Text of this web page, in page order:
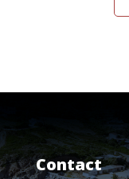
Contact